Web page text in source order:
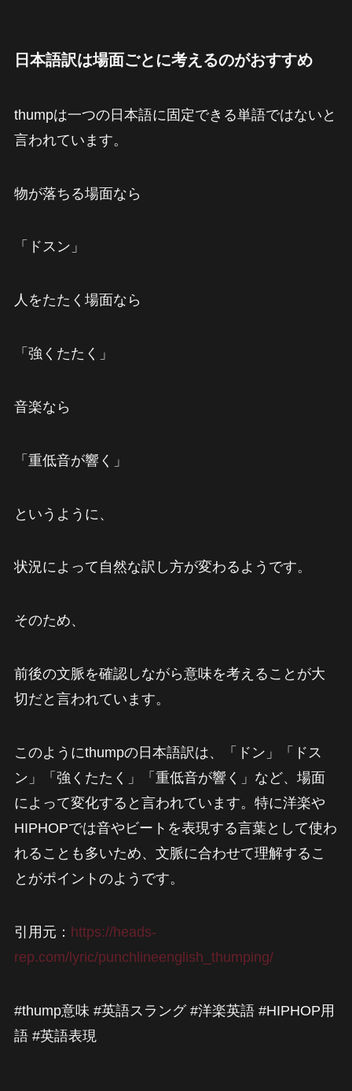
日本語訳は場面ごとに考えるのがおすすめ
thumpは一つの日本語に固定できる単語ではないと
言われています。
物が落ちる場面なら
「ドスン」
人をたたく場面なら
「強くたたく」
音楽なら
「重低音が響く」
というように、
状況によって自然な訳し方が変わるようです。
そのため、
前後の文脈を確認しながら意味を考えることが大
切だと言われています。
このようにthumpの日本語訳は、「ドン」「ドス
ン」「強くたたく」「重低音が響く」など、場面
によって変化すると言われています。特に洋楽や
HIPHOPでは音やビートを表現する言葉として使わ
れることも多いため、文脈に合わせて理解するこ
とがポイントのようです。
引用元： https://heads-
rep.com/lyric/punchlineenglish_thumping/
#thump意味 #英語スラング #洋楽英語 #HIPHOP用
語 #英語表現